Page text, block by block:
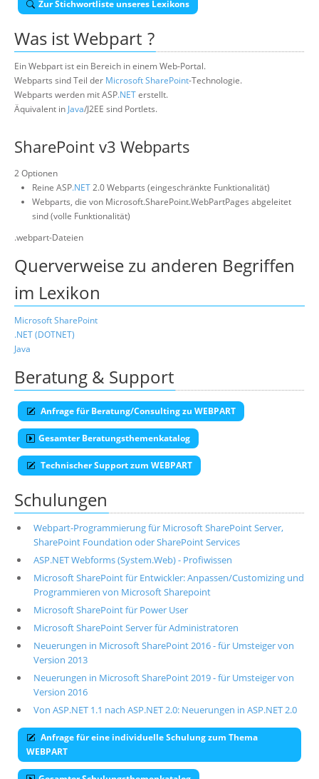
Über uns
Suche
Zur Stichwortliste unseres Lexikons
Was istWebpart ?
Ein Webpart ist ein Bereich in einem Web-Portal.
Webparts sind Teil der Microsoft SharePoint-Technologie.
Webparts werden mit ASP.NETerstellt.
Äquivalent in Java/J2EE sind Portlets.
SharePoint v3 Webparts
2 Optionen
Reine ASP.NET2.0 Webparts (eingeschränkte Funktionalität)
Webparts, die von Microsoft.SharePoint.WebPartPages abgeleitet
sind (volle Funktionalität)
.webpart-Dateien
Querverweise zu anderen Begriffen
im Lexikon
Microsoft SharePoint
.NET (DOTNET)
Java
Beratung & Support
Anfrage für Beratung/Consulting zu WEBPART
Gesamter Beratungsthemenkatalog
Technischer Support zum WEBPART
Schulungen
Webpart-Programmierung für Microsoft SharePoint Server,
SharePoint Foundation oder SharePoint Services
ASP.NET Webforms (System.Web) - Profiwissen
Microsoft SharePoint für Entwickler: Anpassen/Customizing und
Programmieren von Microsoft Sharepoint
Microsoft SharePoint für Power User
Microsoft SharePoint Server für Administratoren
Neuerungen in Microsoft SharePoint 2016 - für Umsteiger von
Version 2013
Neuerungen in Microsoft SharePoint 2019 - für Umsteiger von
Version 2016
Von ASP.NET 1.1 nach ASP.NET 2.0: Neuerungen in ASP.NET 2.0
Anfrage für eine individuelle Schulung zum Thema
WEBPART